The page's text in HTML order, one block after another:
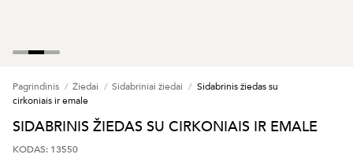
Pagrindinis Žiedai Sidabriniai žiedai
Sidabrinis žiedas su
cirkoniais ir emale
SIDABRINIS ŽIEDAS SU CIRKONIAIS IR EMALE
KODAS: 13550